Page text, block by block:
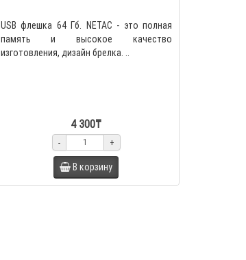
USB флешка 64 Гб. NETAC - это полная
память и высокое качество
изготовления, дизайн брелка. ..
4 300₸
- +
В корзину